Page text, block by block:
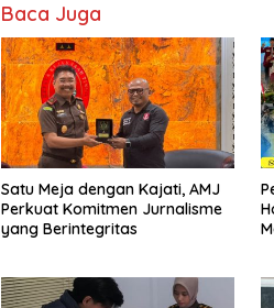
Baca Juga
Satu Meja dengan Kajati, AMJ
Perkuat Komitmen Jurnalisme
yang Berintegritas